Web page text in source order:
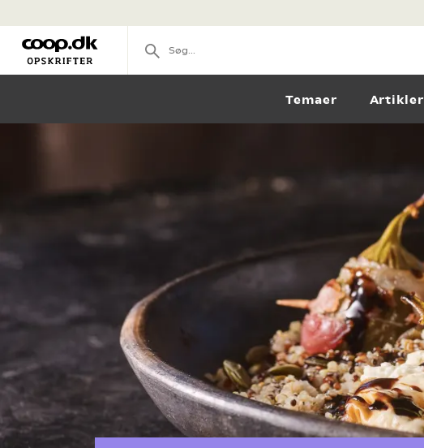
Temaer Artikler